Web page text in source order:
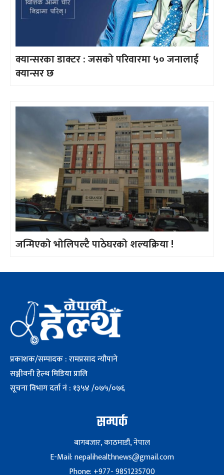
क्यान्सरका डाक्टर : जसको परिवारमा ५० जनालाई
क्यान्सर छ
जन्मिएको भोलिपल्टै पाठेघरको शल्यक्रिया !
प्रकाशक/सम्पादक : रामप्रसाद न्यौपाने
सञ्जीवनी हेल्थ मिडिया प्रालि
सूचना विभाग दर्ता नं : १३५४ /०७५/०७६
सम्पर्क
बागबजार, काठमाडौं, नेपाल
E-Mail: nepalihealthnews@gmail.com
Phone: +977- 9851235700